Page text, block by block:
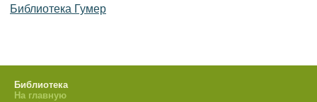
Библиотека Гумер
Библиотека
На главную